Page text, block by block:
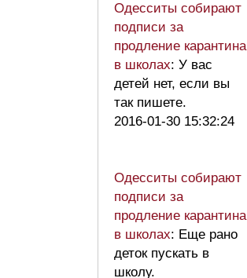
Одесситы собирают
подписи за
продление карантина
в школах: У вас
детей нет, если вы
так пишете.
2016-01-30 15:32:24
Одесситы собирают
подписи за
продление карантина
в школах: Еще рано
деток пускать в
школу.